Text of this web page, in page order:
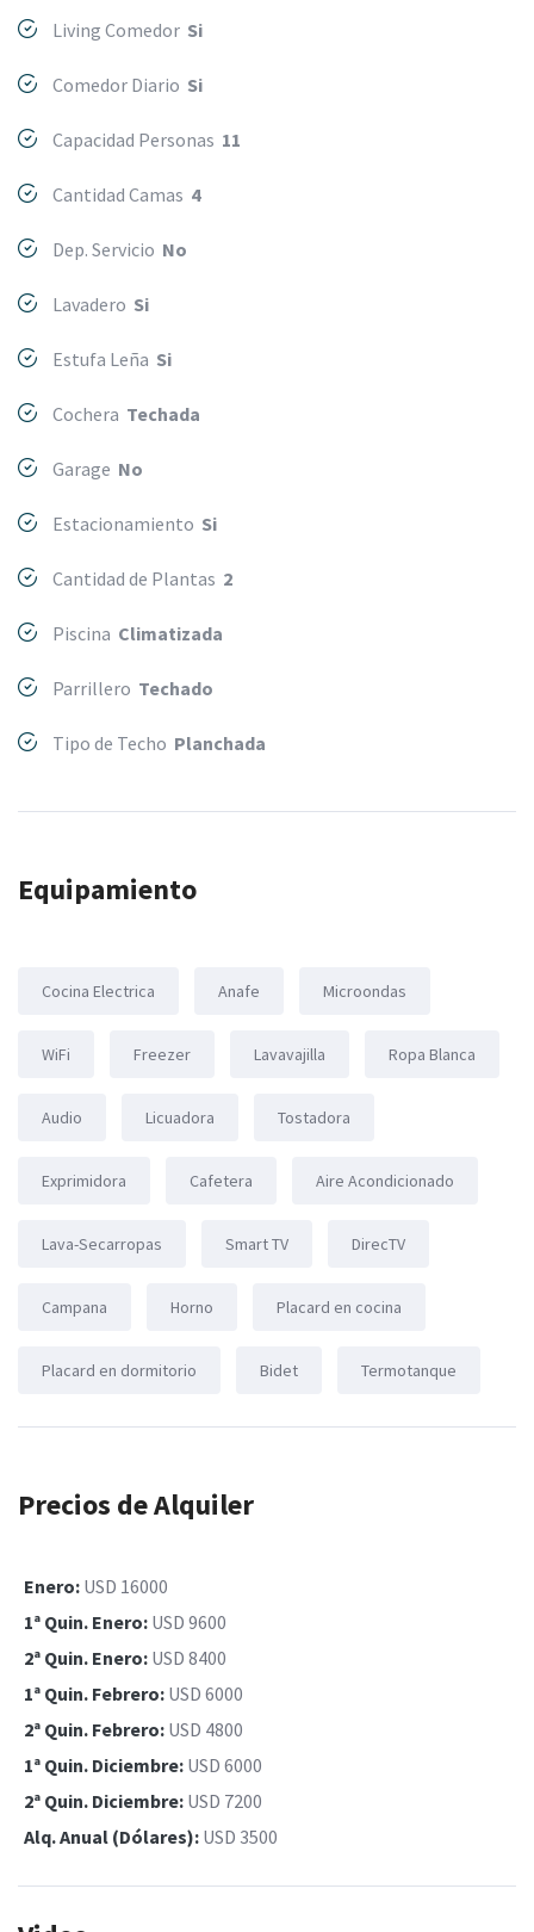
Living Comedor Si
Comedor Diario Si
Capacidad Personas 11
Cantidad Camas 4
Dep. Servicio No
Lavadero Si
Estufa Leña Si
Cochera Techada
Garage No
Estacionamiento Si
Cantidad de Plantas 2
Piscina Climatizada
Parrillero Techado
Tipo de Techo Planchada
Equipamiento
Cocina Electrica Anafe Microondas
WiFi Freezer Lavavajilla Ropa Blanca
Audio Licuadora Tostadora
Exprimidora Cafetera Aire Acondicionado
Lava-Secarropas Smart TV DirecTV
Campana Horno Placard en cocina
Placard en dormitorio Bidet Termotanque
Precios de Alquiler
Enero: USD 16000
1ª Quin. Enero: USD 9600
2ª Quin. Enero: USD 8400
1ª Quin. Febrero: USD 6000
2ª Quin. Febrero: USD 4800
1ª Quin. Diciembre: USD 6000
2ª Quin. Diciembre: USD 7200
Alq. Anual (Dólares): USD 3500